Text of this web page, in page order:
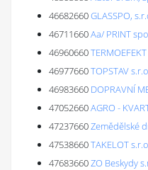
46682660GLASSPO,
46711660Aa/ PRINT
46960660
46977660TOPSTAV
46983660 DOPRAVNÍ
47052660AGRO -
47237660Zemědělské
47538660TAKELOT
47683660ZO Beskydy